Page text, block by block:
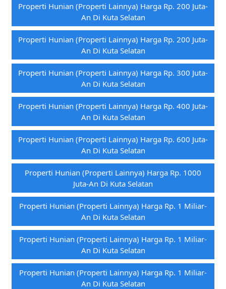
Properti Hunian (properti Lainnya) Harga Rp. 200 Juta-
An Di Kuta Selatan
Properti Hunian (properti Lainnya) Harga Rp. 200 Juta-
An Di Kuta Selatan
Properti Hunian (properti Lainnya) Harga Rp. 300 Juta-
An Di Kuta Selatan
Properti Hunian (properti Lainnya) Harga Rp. 400 Juta-
An Di Kuta Selatan
Properti Hunian (properti Lainnya) Harga Rp. 600 Juta-
An Di Kuta Selatan
Properti Hunian (properti Lainnya) Harga Rp. 1000
Juta-An Di Kuta Selatan
Properti Hunian (properti Lainnya) Harga Rp. 1 Miliar-
An Di Kuta Selatan
Properti Hunian (properti Lainnya) Harga Rp. 1 Miliar-
An Di Kuta Selatan
Properti Hunian (properti Lainnya) Harga Rp. 1 Miliar-
An Di Kuta Selatan